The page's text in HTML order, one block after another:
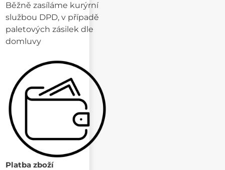
Běžně zasíláme kurýrní
službou DPD, v případě
paletových zásilek dle
domluvy
Platba zboží